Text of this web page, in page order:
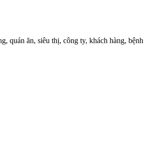
quán ăn, siêu thị, công ty, khách hàng, bệnh